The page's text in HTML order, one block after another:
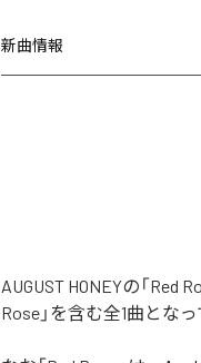
新曲情報
AUGUST HONEYの「
Rose」を含む全1曲となっ